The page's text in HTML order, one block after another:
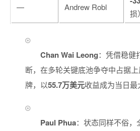
— Andrew Robl
损）
Chan Wai Leong：凭借稳健
断，在多轮关键底池争夺中占据
牌，以55.7万美元收益成为当日最
Paul Phua：状态同样不俗，